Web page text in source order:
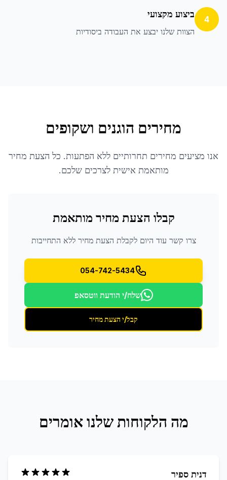
4 ביצוע מקצועי
הצוות שלנו יבצע את העבודה ביסודיות
מחירים הוגנים ושקופים
אנו מציעים מחירים תחרותיים ללא הפתעות. כל הצעת מחיר
מותאמת אישית לצרכים שלכם.
קבלו הצעת מחיר מותאמת
צרו קשר עוד היום לקבלת הצעת מחיר ללא התחייבות
054-742-5434
שלח/י הודעת ווטסאפ
קבל/י הצעת מחיר
מה הלקוחות שלנו אומרים
דנית ספיר